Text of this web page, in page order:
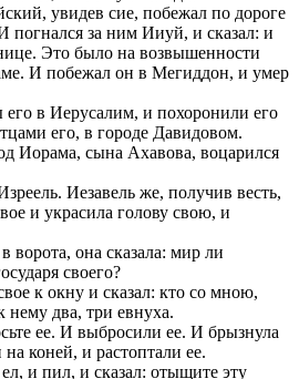
увидев сие, побежал по дороге
погнался за ним Ииуй, и сказал: и
Это было на возвышенности
И побежал он в Мегиддон, и умер
его в Иерусалим, и похоронили его
его, в городе Давидовом.
Иорама, сына Ахавова, воцарился
Иезавель же, получив весть,
и украсила голову свою, и
ворота, она сказала: мир ли
своего?
к окну и сказал: кто со мною,
нему два, три евнуха.
ее. И выбросили ее. И брызнула
на коней, и растоптали ее.
и пил, и сказал: отыщите эту